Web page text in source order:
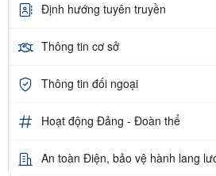
Định hướng tuyên truyền
Thông tin cơ sở
Thông tin đối ngoại
Hoạt động Đảng - Đoàn thể
An toàn Điện, bảo vệ hành lang